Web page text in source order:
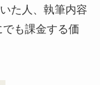
た人、執筆内容
も課金する価